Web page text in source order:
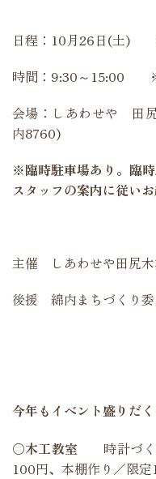
日程：10月26日(土)
時間：9:30～15:00 ※
会場：しあわせや 田
内8760)
※臨時駐車場あり。臨
スタッフの案内に従いお
主催 しあわせや田尻木
後援 綿内まちづくり委
今年もイベント盛りだ
〇木工教室 時計づく
100円、本棚作り／限